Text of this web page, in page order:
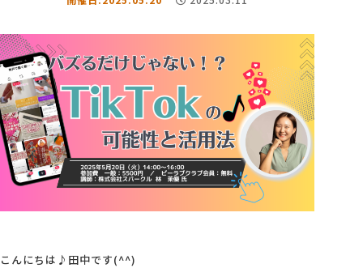
スタッフ紹介
最新ブログ
会社概要
こんにちは♪田中です(^^)